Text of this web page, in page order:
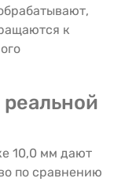
к
реальной
10,0 мм дают
по сравнению